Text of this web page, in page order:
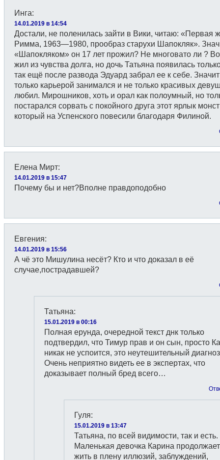
Инга:
14.01.2019 в 14:54
Достали, не поленилась зайти в Вики, читаю: «Первая
Римма, 1963—1980, прообраз старухи Шапокляк».
«Шапокляком» он 17 лет прожил? Не многовато ли ?
жил из чувства долга, но дочь Татьяна появилась
так ещё после развода Эдуард забрал ее к себе.
только карьерой занимался и не только красивых
любил. Мирошников, хоть и орал как полоумный, но
постарался сорвать с покойного друга этот ярлык
который на Успенского повесили благодаря Филиной.
Елена Мирт:
14.01.2019 в 15:47
Почему бы и нет?Вполне правдоподобно
Евгения:
14.01.2019 в 15:56
А чё это Мишулина несёт? Кто и что доказал в её
случае,пострадавшей?
Татьяна:
15.01.2019 в 00:16
Полная ерунда, очередной текст днк только
подтвердил, что Тимур прав и он сын, просто
никак не успоится, это неутешительный
Очень неприятно видеть ее в экспертах, что
доказывает полный бред всего…
Гуля:
15.01.2019 в 13:47
Татьяна, по всей видимости, так и есть.
Маленькая девочка Карина продолжает
жить в плену иллюзий, заблуждений,